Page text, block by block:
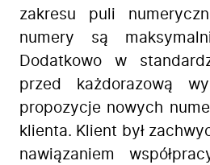
zakresu puli
numery są
Dodatkowo w
przed każdorazową
propozycje nowych
klienta. Klient był
nawiązaniem